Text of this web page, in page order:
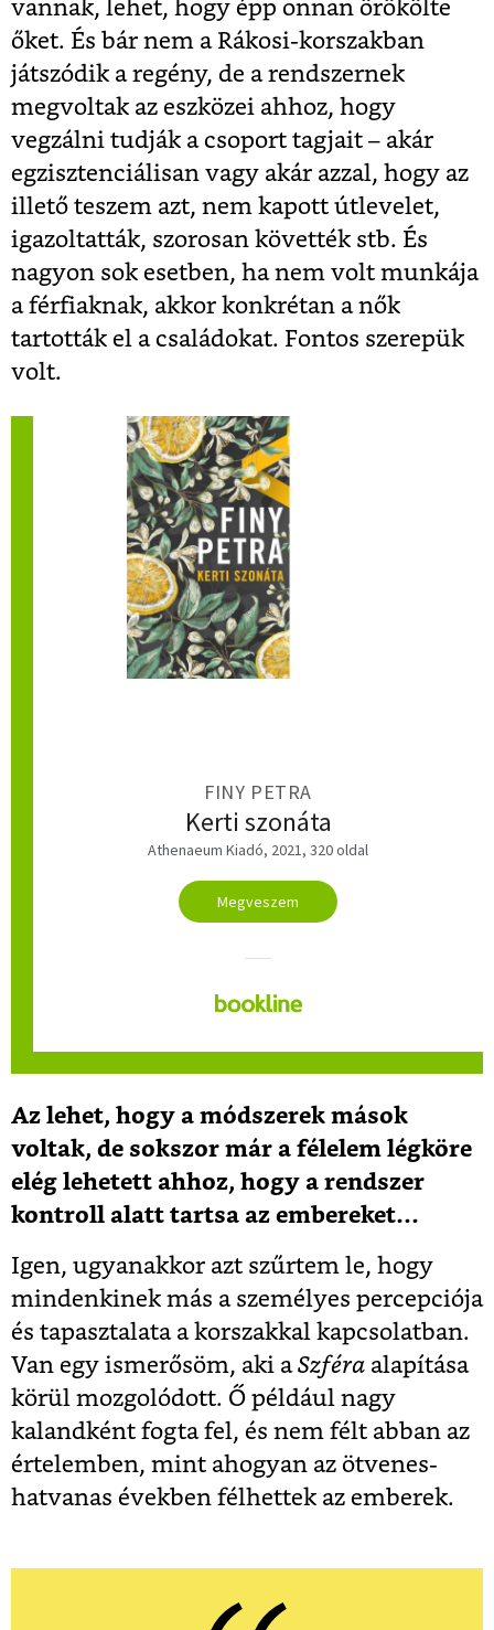
vannak, lehet, hogy épp onnan örökölte
őket. És bár nem a Rákosi-korszakban
játszódik a regény, de a rendszernek
megvoltak az eszközei ahhoz, hogy
vegzálni tudják a csoport tagjait – akár
egzisztenciálisan vagy akár azzal, hogy az
illető teszem azt, nem kapott útlevelet,
igazoltatták, szorosan követték stb. És
nagyon sok esetben, ha nem volt munkája
a férfiaknak, akkor konkrétan a nők
tartották el a családokat. Fontos szerepük
volt.
FINY PETRA
Kerti szonáta
Athenaeum Kiadó, 2021, 320 oldal
Megveszem
Az lehet, hogy a módszerek mások
voltak, de sokszor már a félelem légköre
elég lehetett ahhoz, hogy a rendszer
kontroll alatt tartsa az embereket…
Igen, ugyanakkor azt szűrtem le, hogy
mindenkinek más a személyes percepciója
és tapasztalata a korszakkal kapcsolatban.
Van egy ismerősöm, aki aSzféra alapítása
körül mozgolódott. Ő például nagy
kalandként fogta fel, és nem félt abban az
értelemben, mint ahogyan az ötvenes-
hatvanas években félhettek az emberek.